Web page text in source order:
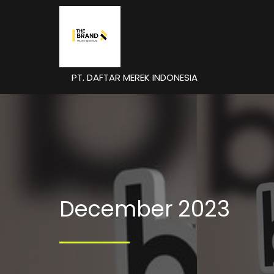
PT. DAFTAR MEREK INDONESIA
December 2023